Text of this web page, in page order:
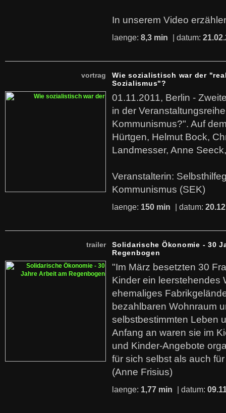
In unserem Video
laenge: 8,3 min | datum:
vortrag
Wie sozialistisch war der
Sozialismus"?
01.11.2011, Berlin -
in der
Kommunismus?". Auf
Hürtgen, Helmut Bock,
Landmesser, Anne
Veranstalterin:
Kommunismus (SEK)
laenge: 150 min | datum:
trailer
Solidarische Ökonomie - 30
Regenbogen
"Im März besetzten 30
Kinder ein leerstehendes
ehemaliges
bezahlbaren Wohnraum
selbstbestimmten Leben
Anfang an waren sie im
und Kinder-Angebote
für sich selbst als auch
(Anne Frisius)
laenge: 1,77 min | datum: